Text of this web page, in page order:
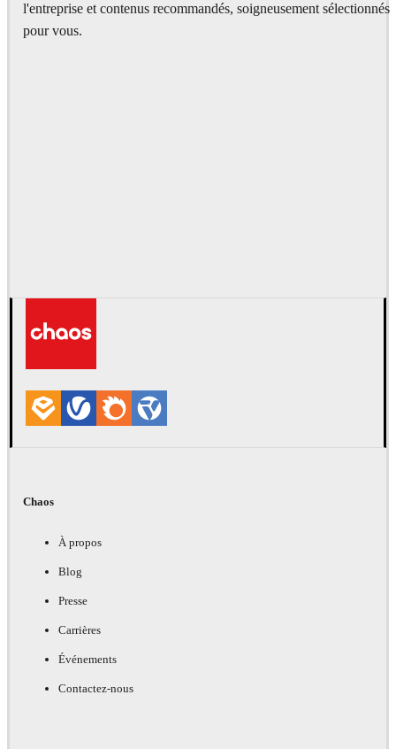
l'entreprise et contenus recommandés, soigneusement sélectionnés
pour vous.
Chaos
À propos
Blog
Presse
Carrières
Événements
Contactez-nous